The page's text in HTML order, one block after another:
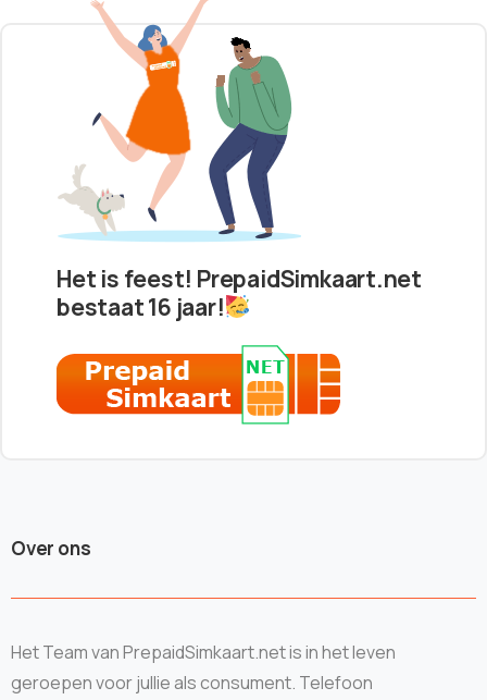
Het is feest! PrepaidSimkaart.net
bestaat 16 jaar!
Over ons
Het Team van PrepaidSimkaart.net is in het leven
geroepen voor jullie als consument. Telefoon